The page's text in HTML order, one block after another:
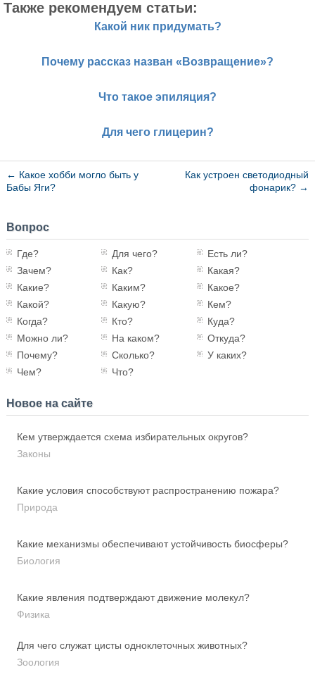
Также рекомендуем статьи:
Какой ник придумать?
Почему рассказ назван «Возвращение»?
Что такое эпиляция?
Для чего глицерин?
← Какое хобби могло быть у
Бабы Яги?
Как устроен светодиодный
фонарик? →
Вопрос
Где? Для чего?
Есть ли?
Зачем?
Как?
Какая?
Какие?
Каким?
Какое?
Какой?
Какую?
Кем?
Когда?
Кто?
Куда?
Можно ли?
На каком?
Откуда?
Почему?
Сколько?
У каких?
Чем?
Что?
Новое на сайте
Кем утверждается схема избирательных округов?
Законы
Какие условия способствуют распространению пожара?
Природа
Какие механизмы обеспечивают устойчивость биосферы?
Биология
Какие явления подтверждают движение молекул?
Физика
Для чего служат цисты одноклеточных животных?
Зоология